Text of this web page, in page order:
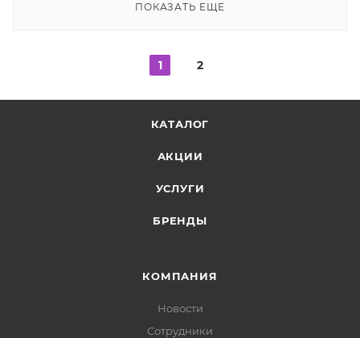
ПОКАЗАТЬ ЕЩЕ
1 2
КАТАЛОГ
АКЦИИ
УСЛУГИ
БРЕНДЫ
КОМПАНИЯ
Новости
Сотрудники